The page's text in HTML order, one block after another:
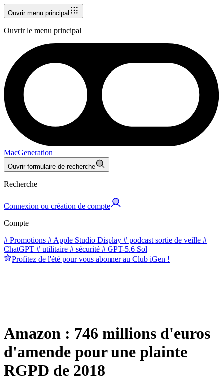
Ouvrir menu principal
Ouvrir le menu principal
MacGeneration
Ouvrir formulaire de recherche
Recherche
Connexion ou création de compte
Compte
# Promotions # Apple Studio Display # podcast sortie de veille #
ChatGPT # utilitaire # sécurité # GPT-5.6 Sol
Profitez de l'été pour vous abonner au Club iGen !
Amazon : 746 millions d'euros
d'amende pour une plainte
RGPD de 2018